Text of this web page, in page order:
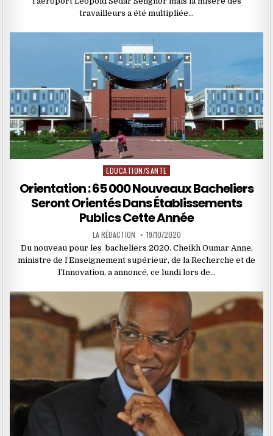
travailleurs a été multipliée…
Posted
in
EDUCATION/SANTE
Orientation : 65 000 Nouveaux Bacheliers
Seront Orientés Dans Établissements
Publics Cette Année
LA RÉDACTION 19/10/2020
Du nouveau pour les bacheliers 2020. Cheikh Oumar Anne,
ministre de l’Enseignement supérieur, de la Recherche et de
l’Innovation, a annoncé, ce lundi lors de…